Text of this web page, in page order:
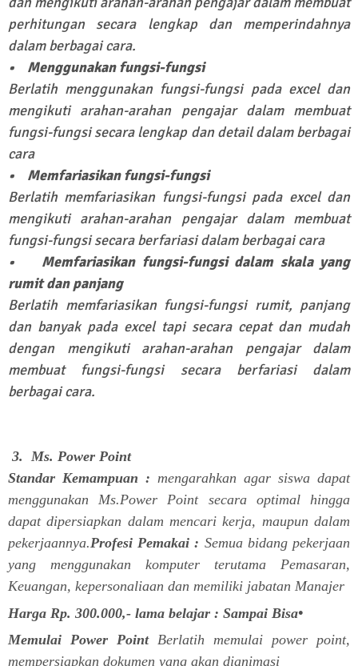
perhitungan secara lengkap dan memperindahnya
dalam berbagai cara.
• Menggunakan fungsi-fungsi
Berlatih menggunakan fungsi-fungsi pada excel dan
mengikuti arahan-arahan pengajar dalam membuat
fungsi-fungsi secara lengkap dan detail dalam berbagai
cara
• Memfariasikan fungsi-fungsi
Berlatih memfariasikan fungsi-fungsi pada excel dan
mengikuti arahan-arahan pengajar dalam membuat
fungsi-fungsi secara berfariasi dalam berbagai cara
• Memfariasikan fungsi-fungsi dalam skala yang
rumit dan panjang
Berlatih memfariasikan fungsi-fungsi rumit, panjang
dan banyak pada excel tapi secara cepat dan mudah
dengan mengikuti arahan-arahan pengajar dalam
membuat fungsi-fungsi secara berfariasi dalam
berbagai cara.
3. Ms. Power Point
Standar Kemampuan : mengarahkan agar siswa dapat
menggunakan Ms.Power Point secara optimal hingga
dapat dipersiapkan dalam mencari kerja, maupun dalam
pekerjaannya.Profesi Pemakai : Semua bidang pekerjaan
yang menggunakan komputer terutama Pemasaran,
Keuangan, kepersonaliaan dan memiliki jabatan Manajer
Harga Rp. 300.000,- lama belajar : Sampai Bisa•
Memulai Power Point Berlatih memulai power point,
mempersiapkan dokumen yang akan dianimasi